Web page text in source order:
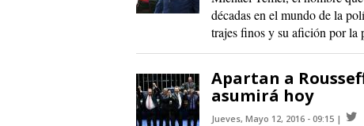
décadas en el mundo de la
trajes finos y su afición por la
Apartan a
asumirá hoy
Jueves, Mayo 12, 2016 - 09:15